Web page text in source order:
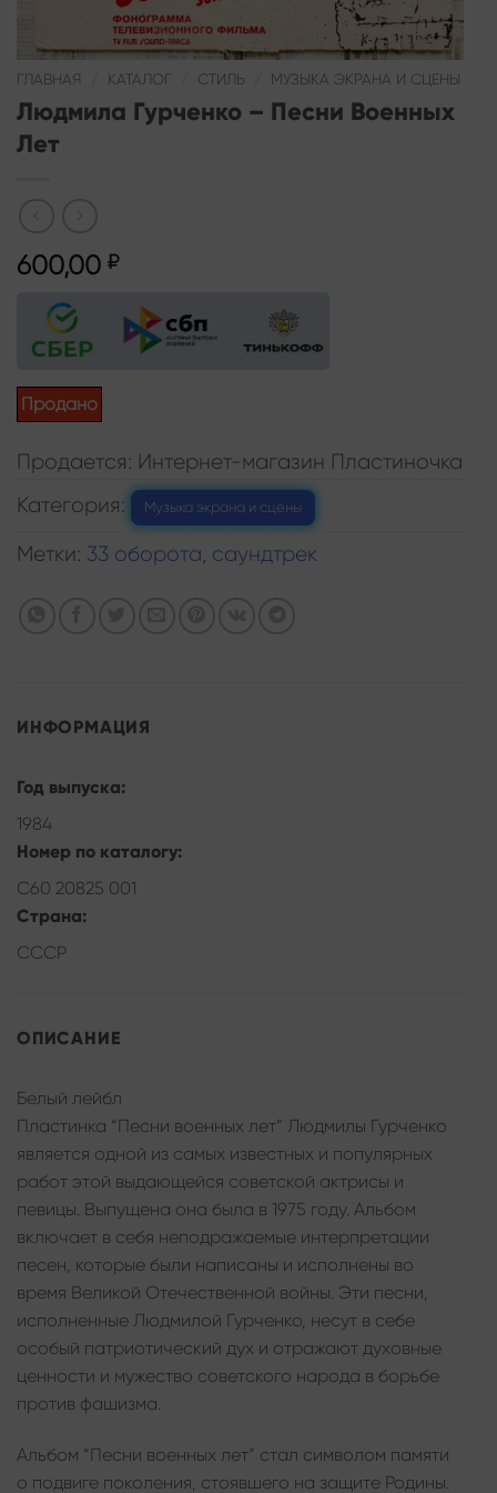
ГЛАВНАЯ КАТАЛОГ СТИЛЬ МУЗЫКА ЭКРАНА И СЦЕНЫ
Людмила Гурченко – Песни Военных
Лет
600,00 ₽
Продано
Продается: Интернет-магазин Пластиночка
Категория:
Музыка экрана и сцены
Метки: 33 оборота, саундтрек
ИНФОРМАЦИЯ
Год выпуска:
1984
Номер по каталогу:
С60 20825 001
Страна:
СССР
ОПИСАНИЕ
Белый лейбл
Пластинка “Песни военных лет” Людмилы Гурченко
является одной из самых известных и популярных
работ этой выдающейся советской актрисы и
певицы. Выпущена она была в 1975 году. Альбом
включает в себя неподражаемые интерпретации
песен, которые были написаны и исполнены во
время Великой Отечественной войны. Эти песни,
исполненные Людмилой Гурченко, несут в себе
особый патриотический дух и отражают духовные
ценности и мужество советского народа в борьбе
против фашизма.
Альбом “Песни военных лет” стал символом памяти
о подвиге поколения, стоявшего на защите Родины.